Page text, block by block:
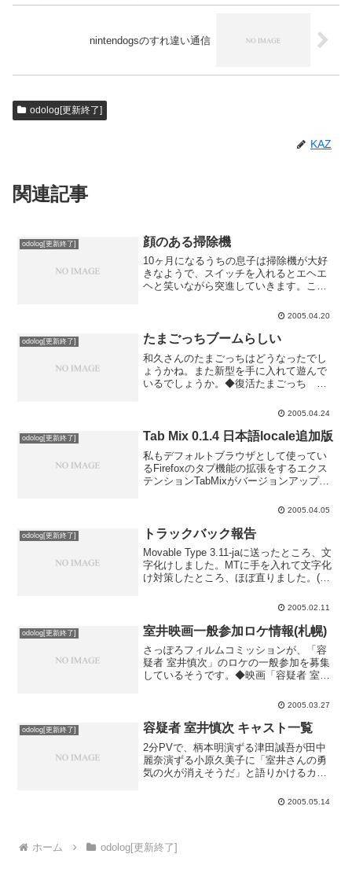
nintendogsのすれ違い通信
odolog[更新終了]
KAZ
関連記事
odolog[更新終了] 顔のある掃除機
10ヶ月になるうちの息子は掃除機が大好
きなようで、スイッチを入れるとエヘエ
ヘと笑いながら突進していきます。こん
かも。◆イギリス生まれの掃除機、ヘン
機版みたいな感じです。...
2005.04.20
odolog[更新終了] たまごっちブームらしい
和久さんのたまごっちはどうなったでし
ょうかね。また新型を手に入れて遊んで
いるでしょうか。◆復活たまごっち 通
いて復活したのは知っていたのですが、
でした。確かに、先日も玩...
2005.04.24
odolog[更新終了] Tab Mix 0.1.4 日本語locale追加版
私もデフォルトブラウザとして使ってい
るFirefoxのタブ機能の拡張をするエクス
テンションTabMixがバージョンアップし
◆Tab Mix 0.1.4 日本語locale追加版0.1.4
2005.04.05
odolog[更新終了] トラックバック報告
Movable Type 3.11-jaに送ったところ、文
字化けしました。MTに手を入れて文字化
け対策したところ、ほぼ直りました。(で
られるトラックバックの文字コードは何
2005.02.11
odolog[更新終了] 室井映画一般参加ロケ情報(札幌)
さっぽろフィルムコミッションが、「容
疑者 室井慎次」のロケの一般参加を募集
しているそうです。◆映画「容疑者 室井
さっぽろフィルムコミッションさん頑張
リ成功している模...
2005.03.27
odolog[更新終了] 容疑者 室井慎次 キャスト一覧
2分PVで、柄本明演ずる津田誠吾が田中
麗奈演ずる小原久美子に「室井さんの勇
気の火が消えそうだ」と語りかけるカッ
者 室井慎次」主要キャスト一覧二三日も
2005.05.14
ホーム odolog[更新終了]